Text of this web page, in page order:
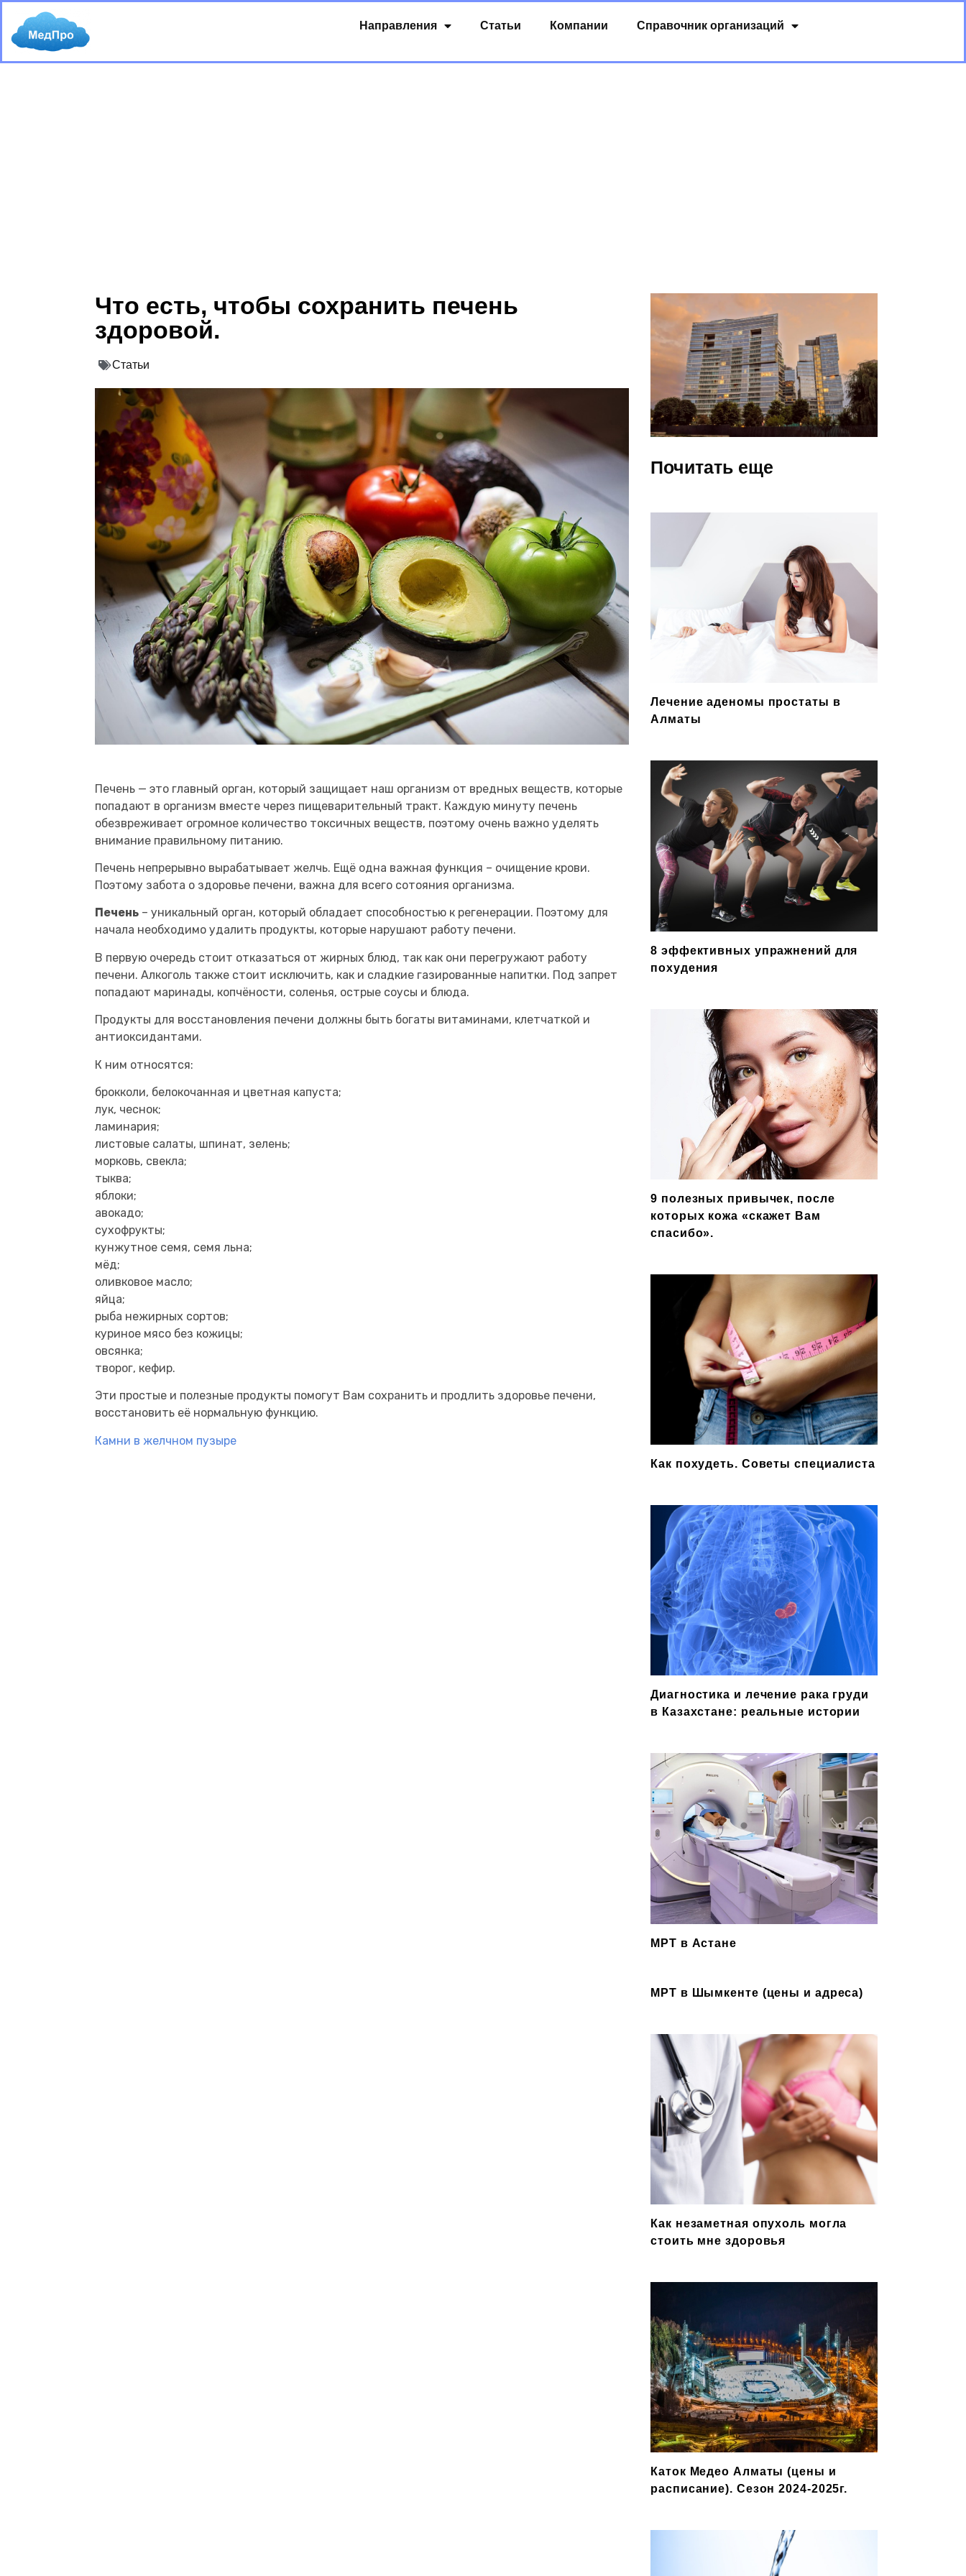
Направления Статьи Компании Справочник организаций
Что есть, чтобы сохранить печень
здоровой.
Статьи
Печень — это главный орган, который защищает наш организм от вредных веществ, которые
попадают в организм вместе через пищеварительный тракт. Каждую минуту печень
обезвреживает огромное количество токсичных веществ, поэтому очень важно уделять
внимание правильному питанию.
Печень непрерывно вырабатывает желчь. Ещё одна важная функция – очищение крови.
Поэтому забота о здоровье печени, важна для всего сотояния организма.
Печень – уникальный орган, который обладает способностью к регенерации. Поэтому для
начала необходимо удалить продукты, которые нарушают работу печени.
В первую очередь стоит отказаться от жирных блюд, так как они перегружают работу
печени. Алкоголь также стоит исключить, как и сладкие газированные напитки. Под запрет
попадают маринады, копчёности, соленья, острые соусы и блюда.
Продукты для восстановления печени должны быть богаты витаминами, клетчаткой и
антиоксидантами.
К ним относятся:
брокколи, белокочанная и цветная капуста;
лук, чеснок;
ламинария;
листовые салаты, шпинат, зелень;
морковь, свекла;
тыква;
яблоки;
авокадо;
сухофрукты;
кунжутное семя, семя льна;
мёд;
оливковое масло;
яйца;
рыба нежирных сортов;
куриное мясо без кожицы;
овсянка;
творог, кефир.
Эти простые и полезные продукты помогут Вам сохранить и продлить здоровье печени,
восстановить её нормальную функцию.
Камни в желчном пузыре
Популярные
Почитать еще
Лечение аденомы простаты в
Алматы
8 эффективных упражнений для
похудения
9 полезных привычек, после
которых кожа «скажет Вам
спасибо».
Как похудеть. Советы специалиста
Диагностика и лечение рака груди
в Казахстане: реальные истории
МРТ в Астане
МРТ в Шымкенте (цены и адреса)
Как незаметная опухоль могла
стоить мне здоровья
Каток Медео Алматы (цены и
расписание). Сезон 2024-2025г.